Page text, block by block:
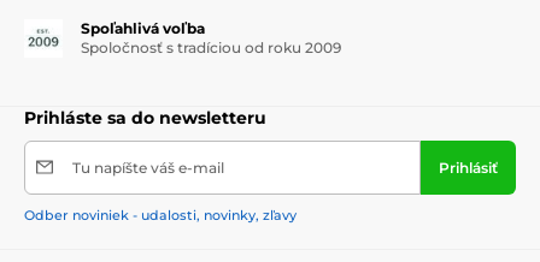
Spoľahlivá voľba
Spoločnosť s tradíciou od roku 2009
Prihláste sa do newsletteru
Tu napíšte váš e-mail Prihlásiť
Odber noviniek - udalosti, novinky, zľavy